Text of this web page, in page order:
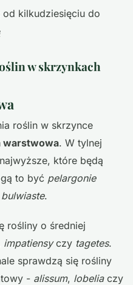
od kilkudziesięciu do
w skrzynkach
roślin w skrzynce
warstwowa. W tylnej
które będą
to być pelargonie
.
rośliny o średniej
impatiensyczy tagetes.
sprawdzą się rośliny
- alissum, lobeliaczy